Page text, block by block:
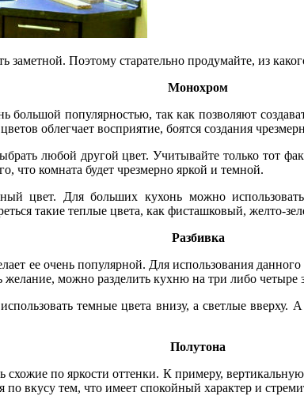
Поэтому старательно продумайте, из
Монохром
большой популярностью, так как позволяют
облегчает восприятие, боятся создания
любой другой цвет. Учитывайте только тот
что комната будет чрезмерно яркой и темной.
цвет. Для больших кухонь можно
такие теплые цвета, как фисташковый, желто-
Разбивка
ее очень популярной. Для использования
желание, можно разделить кухню на три либо
темные цвета внизу, а светлые
Полутона
по яркости оттенки. К примеру,
по вкусу тем, что имеет спокойный характер и